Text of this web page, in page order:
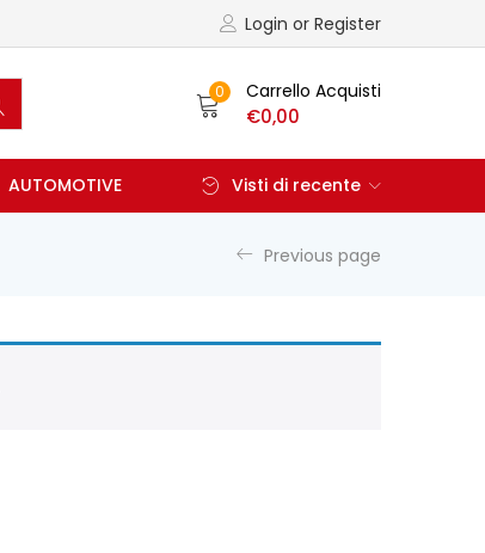
Login or Register
0 Carrello Acquisti
€0,00
AUTOMOTIVE Visti di recente
Previous page